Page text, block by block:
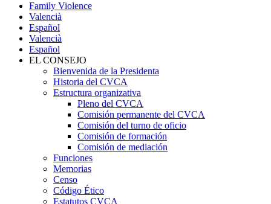
Family Violence
Valencià
Español
Valencià
Español
EL CONSEJO
Bienvenida de la Presidenta
Historia del CVCA
Estructura organizativa
Pleno del CVCA
Comisión permanente del CVCA
Comisión del turno de oficio
Comisión de formación
Comisión de mediación
Funciones
Memorias
Censo
Código Ético
Estatutos CVCA